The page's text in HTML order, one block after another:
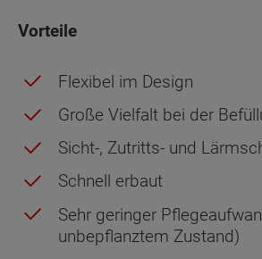
Vorteile
Flexibel im Design
Große Vielfalt bei der
Sicht-, Zutritts- und
Schnell erbaut
Sehr geringer
unbepflanztem Zustand)